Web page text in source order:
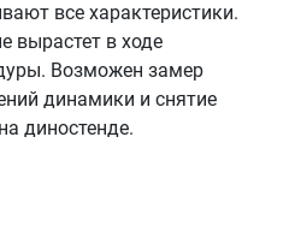
все характеристики.
вырастет в ходе
Возможен замер
динамики и снятие
диностенде.